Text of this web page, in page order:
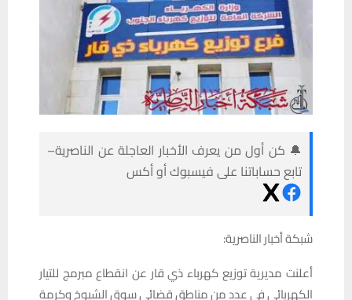
🔔 كن أول من يعرف الأخبار العاجلة عن الناصرية–
تابع حساباتنا على فيسبوك أو أكس
شبكة أخبار الناصرية:
أعلنت مديرية توزيع كهرباء ذي قار عن انقطاع مبرمج للتيار
الكهربائي في عدد من مناطق قضائي سوق الشيوخ وكرمة